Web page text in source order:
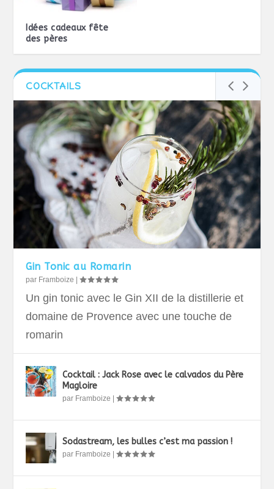
Idées cadeaux fête
des pères
COCKTAILS
Gin Tonic au Romarin
par Framboize |
Un gin tonic avec le Gin XII de la distillerie et
domaine de Provence avec une touche de
romarin
Cocktail : Jack Rose avec le calvados du Père
Magloire
par Framboize |
Sodastream, les bulles c’est ma passion !
par Framboize |